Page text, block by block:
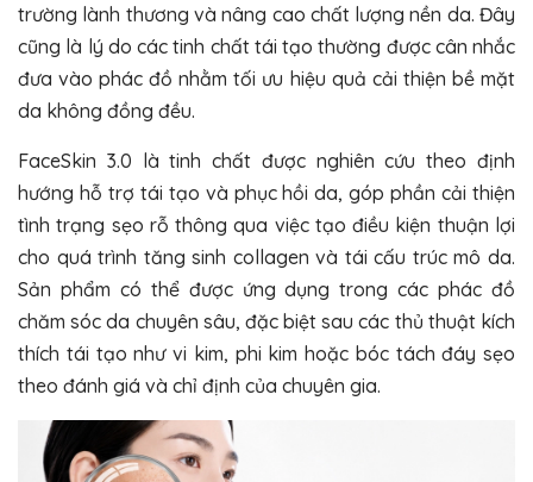
trường lành thương và nâng cao chất lượng nền da. Đây
cũng là lý do các tinh chất tái tạo thường được cân nhắc
đưa vào phác đồ nhằm tối ưu hiệu quả cải thiện bề mặt
da không đồng đều.
FaceSkin 3.0 là tinh chất được nghiên cứu theo định
hướng hỗ trợ tái tạo và phục hồi da, góp phần cải thiện
tình trạng sẹo rỗ thông qua việc tạo điều kiện thuận lợi
cho quá trình tăng sinh collagen và tái cấu trúc mô da.
Sản phẩm có thể được ứng dụng trong các phác đồ
chăm sóc da chuyên sâu, đặc biệt sau các thủ thuật kích
thích tái tạo như vi kim, phi kim hoặc bóc tách đáy sẹo
theo đánh giá và chỉ định của chuyên gia.